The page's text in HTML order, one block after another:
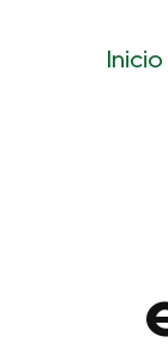
Inicio